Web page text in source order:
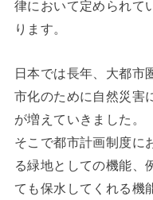
律において定められて
ります。
日本では長年、大都市
市化のために自然災害
が増えていきました。
そこで都市計画制度に
る緑地としての機能、
ても保水してくれる機